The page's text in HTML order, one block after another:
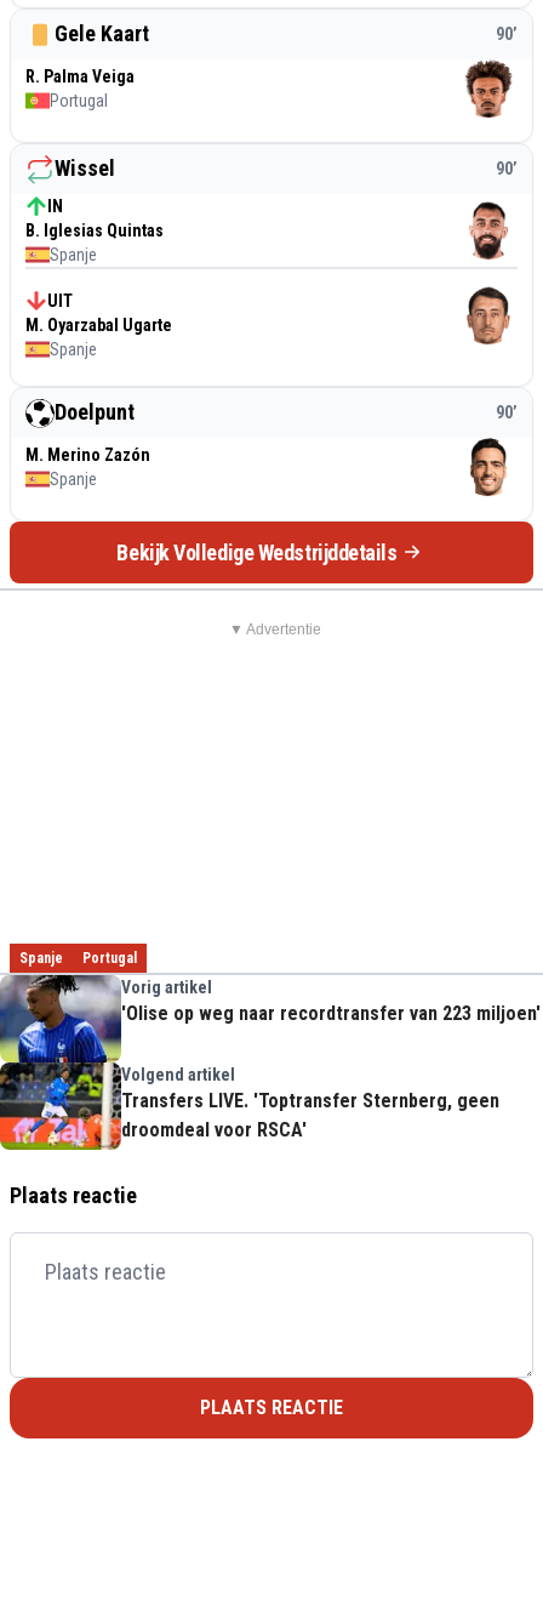
Gele Kaart 90’
R. Palma Veiga
Portugal
Wissel 90’
IN
B. Iglesias Quintas
Spanje
UIT
M. Oyarzabal Ugarte
Spanje
Doelpunt 90’
M. Merino Zazón
Spanje
Bekijk Volledige Wedstrijddetails
▼ Advertentie
Spanje Portugal
Vorig artikel
'Olise op weg naar recordtransfer van 223 miljoen'
Volgend artikel
Transfers LIVE. 'Toptransfer Sternberg, geen
droomdeal voor RSCA'
Plaats reactie
PLAATS REACTIE